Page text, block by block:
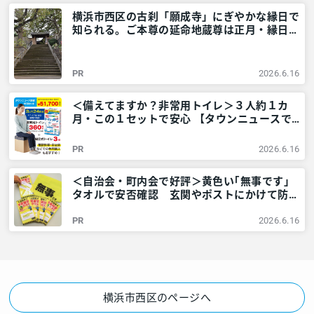
横浜市西区の古刹「願成寺」にぎやかな縁日で
知られる。ご本尊の延命地蔵尊は正月・縁日に
PR 2026.6.16
＜備えてますか？非常用トイレ＞３人約１カ
月・この１セットで安心 【タウンニュースで
レアリア
PR 2026.6.16
＜自治会・町内会で好評＞黄色い｢無事です｣
タオルで安否確認 玄関やポストにかけて防災
アリア
PR 2026.6.16
横浜市西区のページへ